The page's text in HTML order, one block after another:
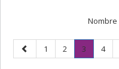
Page
précédente
Page
1 Page
2 Page
3
Page
Page
4